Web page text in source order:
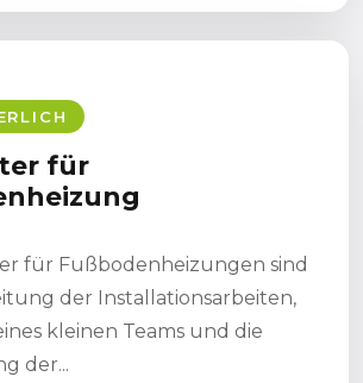
für
für Fußbodenheizungen sind
der Installationsarbeiten,
kleinen Teams und die
der...